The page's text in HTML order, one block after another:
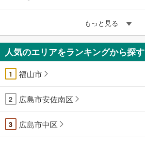
もっと見る
人気のエリアをランキングから探す
1 福山市
2 広島市安佐南区
3 広島市中区